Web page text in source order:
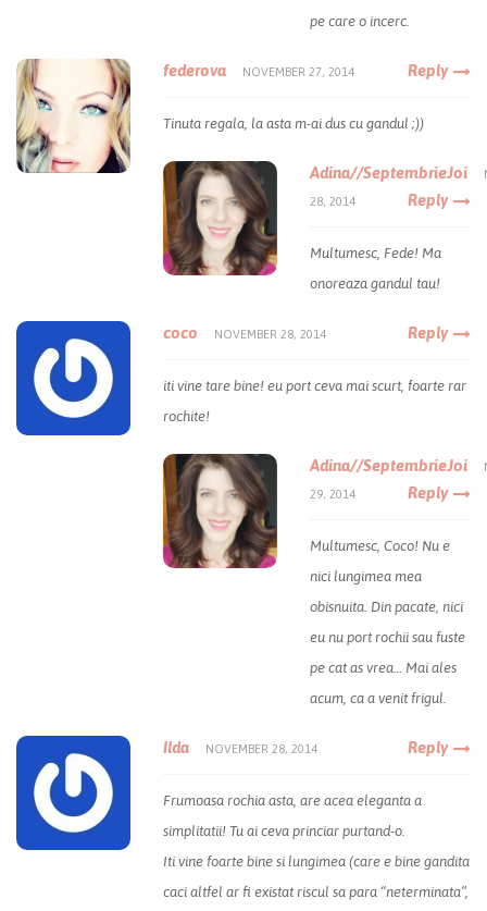
pe care o incerc.
federova NOVEMBER 27, 2014 Reply
Tinuta regala, la asta m-ai dus cu gandul ;))
Adina//SeptembrieJoi
28, 2014 Reply
Multumesc, Fede! Ma
onoreaza gandul tau!
coco NOVEMBER 28, 2014 Reply
iti vine tare bine! eu port ceva mai scurt, foarte rar
rochite!
Adina//SeptembrieJoi
29, 2014 Reply
Multumesc, Coco! Nu e
nici lungimea mea
obisnuita. Din pacate, nici
eu nu port rochii sau fuste
pe cat as vrea… Mai ales
acum, ca a venit frigul.
Ilda NOVEMBER 28, 2014 Reply
Frumoasa rochia asta, are acea eleganta a
simplitatii! Tu ai ceva princiar purtand-o.
Iti vine foarte bine si lungimea (care e bine gandita
caci altfel ar fi existat riscul sa para “neterminata”,